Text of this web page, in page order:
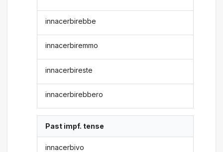
innacerbirebbe
innacerbiremmo
innacerbireste
innacerbirebbero
Past impf. tense
innacerbivo